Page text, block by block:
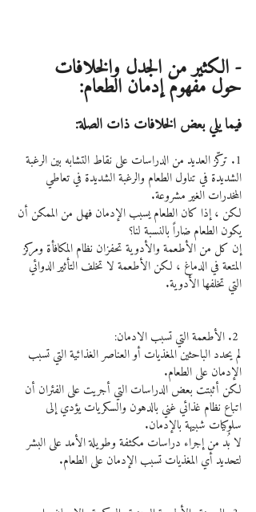
- الكثير من الجدل والخلافات
حول مفهوم إدمان الطعام:
فيما يلي بعض الخلافات ذات الصلة:
1. تركّز العديد من الدراسات على نقاط التشابه بين الرغبة
الشديدة في تناول الطعام والرغبة الشديدة في تعاطي
المخدرات الغير مشروعة.
لكن ، إذا كان الطعام يسبب الإدمان فهل من الممكن أن
يكون الطعام ضاراً بالنسبة لنا؟
إن كل من الأطعمة والأدوية تحفزان نظام المكافأة ومركز
المتعة في الدماغ ، لكن الأطعمة لا تخلف التأثير الدوائي
التي تخلفها الأدوية.
لم يحدد الباحثين المغذيات أو العناصر الغذائية التي تسبب
الإدمان على الطعام.
لكن أثبتت بعض الدراسات التي أجريت على الفئران أن
اتباع نظام غذائي غني بالدهون والسكريات يؤدي إلى
سلوكيات شبيهة بالإدمان.
لا بُد من إجراء دراسات مكثفة وطويلة الأمد على البشر
لتحديد أي المغذيات تسبب الإدمان على الطعام.